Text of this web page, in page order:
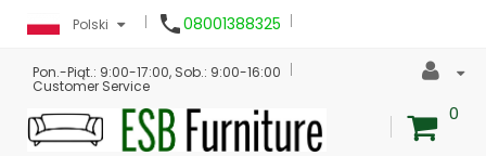
Polski 08001388325
Pon.-Piąt.: 9:00-17:00, Sob.: 9:00-16:00
Customer Service
0